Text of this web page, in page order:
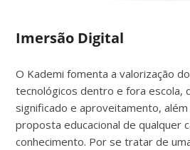
Imersão Digital
O Kademi fomenta a valorização
tecnológicos dentro e fora escola,
significado e aproveitamento,
proposta educacional de qualquer
conhecimento. Por se tratar de